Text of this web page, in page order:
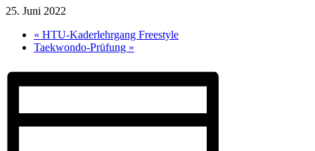
25. Juni 2022
« HTU-Kaderlehrgang Freestyle
Taekwondo-Prüfung »